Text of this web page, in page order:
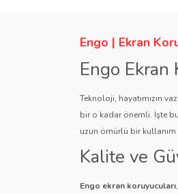
Engo | Ekran
Engo
Teknoloji, hayatımızın
bir o kadar önemli. İşte
uzun ömürlü bir kullanım
Kalite ve
Engo ekran koruyucuları